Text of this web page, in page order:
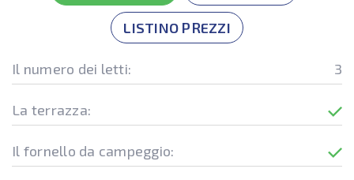
LISTINO PREZZI
Il numero dei letti: 3
La terrazza:
Il fornello da campeggio: